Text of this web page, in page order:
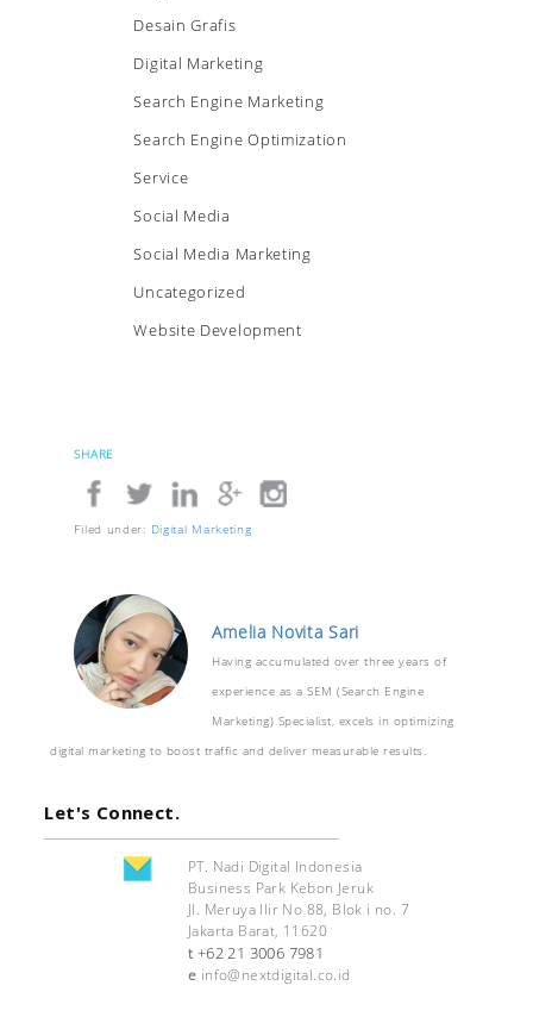
Desain Grafis
Digital Marketing
Search Engine Marketing
Search Engine Optimization
Service
Social Media
Social Media Marketing
Uncategorized
Website Development
SHARE
Filed under: Digital Marketing
Amelia Novita Sari
Having accumulated over three years of
experience as a SEM (Search Engine
Marketing) Specialist, excels in optimizing
digital marketing to boost traffic and deliver measurable results.
Let's Connect.
PT. Nadi Digital Indonesia
Business Park Kebon Jeruk
Jl. Meruya Ilir No 88, Blok i no. 7
Jakarta Barat, 11620
t +62 21 3006 7981
e info@nextdigital.co.id